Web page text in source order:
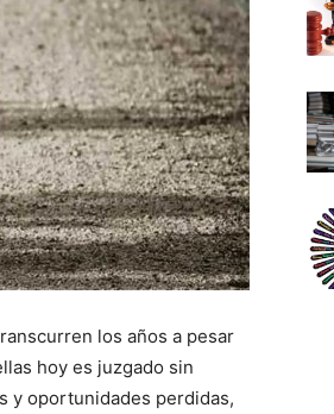
los años a pesar
hoy es juzgado sin
y oportunidades perdidas,